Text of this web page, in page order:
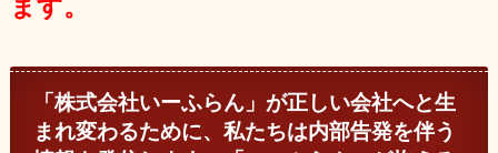
「株式会社いーふらん」が正しい会社へと生
まれ変わるために、私たちは内部告発を伴う